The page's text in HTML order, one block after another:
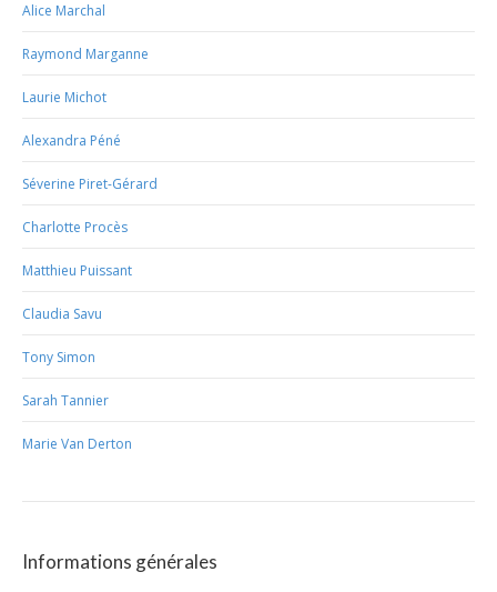
Alice Marchal
Raymond Marganne
Laurie Michot
Alexandra Péné
Séverine Piret-Gérard
Charlotte Procès
Matthieu Puissant
Claudia Savu
Tony Simon
Sarah Tannier
Marie Van Derton
Informations générales